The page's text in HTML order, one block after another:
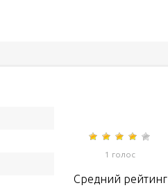
1 голос
Средний рейтинг